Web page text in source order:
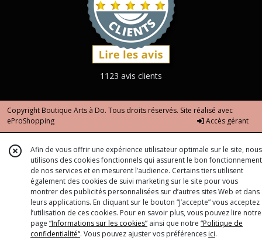
1123 avis clients
Copyright Boutique Arts à Do. Tous droits réservés. Site réalisé avec
eProShopping
Accès gérant
Afin de vous offrir une expérience utilisateur optimale sur le site, nous
utilisons des cookies fonctionnels qui assurent le bon fonctionnement
de nos services et en mesurent l’audience. Certains tiers utilisent
également des cookies de suivi marketing sur le site pour vous
montrer des publicités personnalisées sur d’autres sites Web et dans
leurs applications. En cliquant sur le bouton “J’accepte” vous acceptez
l’utilisation de ces cookies. Pour en savoir plus, vous pouvez lire notre
page “Informations sur les cookies” ainsi que notre “Politique de
confidentialité“. Vous pouvez ajuster vos préférences ici.